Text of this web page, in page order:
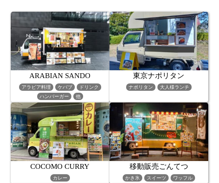
ARABIAN SANDO
アラビア料理 ケバブ
ドリンク
ハンバーガー
他
東京ナポリタン
ナポリタン 大人様ランチ
COCOMO CURRY
カレー
移動販売ごんてつ
かき氷 スイーツ ワッフル